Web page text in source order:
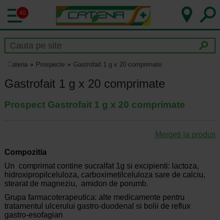
40
Catena Prospecte Gastrofait 1 g x 20 comprimate
Gastrofait 1 g x 20 comprimate
Prospect Gastrofait 1 g x 20 comprimate
Mergeti la produs
Compozitia
Un comprimat contine sucralfat 1g si excipienti: lactoza,
hidroxipropilceluloza, carboximetilceluloza sare de calciu,
stearat de magneziu, amidon de porumb.
Grupa farmacoterapeutica: alte medicamente pentru
tratamentul ulcerului gastro-duodenal si bolii de reflux
gastro-esofagian